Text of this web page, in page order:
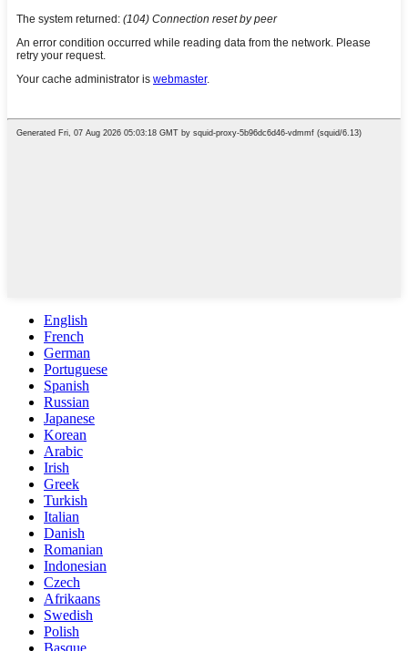
English
French
German
Portuguese
Spanish
Russian
Japanese
Korean
Arabic
Irish
Greek
Turkish
Italian
Danish
Romanian
Indonesian
Czech
Afrikaans
Swedish
Polish